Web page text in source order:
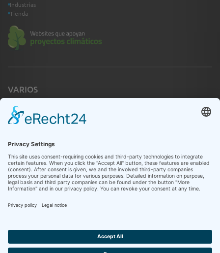
Industrias
Tienda
VARIOS
Contacto
Infothek
LEGAL
Aviso Legal